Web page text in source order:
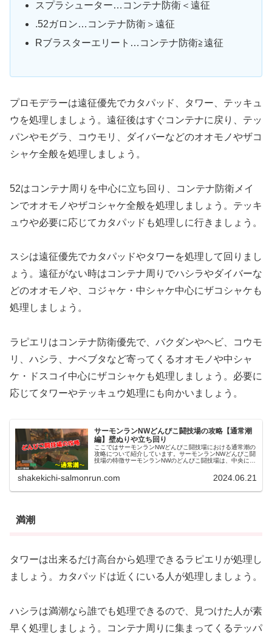
スプラシューター…コンテナ防衛＜遠征
.52ガロン…コンテナ防衛＞遠征
Rブラスターエリート…コンテナ防衛≧遠征
プロモデラーは遠征優先でカタパッド、タワー、テッキュ
ウを処理しましょう。遠征後はすぐコンテナに戻り、テッ
パンやモグラ、コウモリ、ダイバーなどのオオモノやザコ
シャケ全般を処理しましょう。
52はコンテナ周りを中心に立ち回り、コンテナ防衛メイ
ンでオオモノやザコシャケ全般を処理しましょう。テッキ
ュウや必要に応じてカタパッドも処理しに行きましょう。
スシは遠征優先でカタパッドやタワーを処理して回りまし
ょう。遠征がない時はコンテナ周りでハシラやダイバーな
どのオオモノや、コジャケ・中シャケ中心にザコシャケも
処理しましょう。
ラピエリはコンテナ防衛優先で、バクダンやヘビ、コウモ
リ、ハシラ、ナベブタなど寄ってくるオオモノや中シャ
ケ・ドスコイ中心にザコシャケも処理しましょう。必要に
応じてタワーやテッキュウ処理にも向かいましょう。
サーモンランNWどんぴこ闘技場の攻略【通常潮
編】壁ぬりや立ち回り
ここではサーモンランNWどんぴこ闘技場における通常潮の
攻略について紹介しています。サーモンランNWどんぴこ闘
技場の特徴サーモンランNWのどんぴこ闘技場は、中央にコ
shakekichi-salmonrun.com 2024.06.21
満潮
タワーは出来るだけ高台から処理できるラピエリが処理し
ましょう。カタパッドは近くにいる人が処理しましょう。
ハシラは満潮なら誰でも処理できるので、見つけた人が素
早く処理しましょう。コンテナ周りに集まってくるテッパ